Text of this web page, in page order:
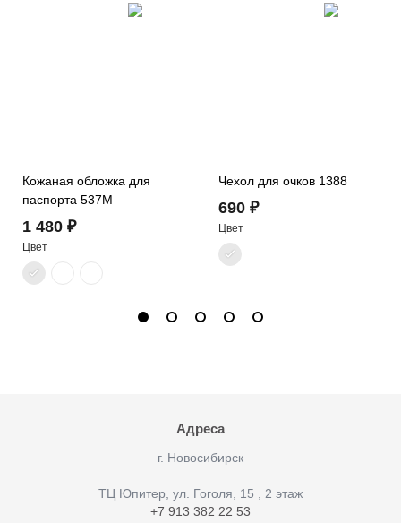
Кожаная обложка для
паспорта 537M
1 480 ₽
Цвет
Чехол для очков 1388
690 ₽
Цвет
Адреса
г. Новосибирск
ТЦ Юпитер, ул. Гоголя, 15 , 2 этаж
+7 913 382 22 53